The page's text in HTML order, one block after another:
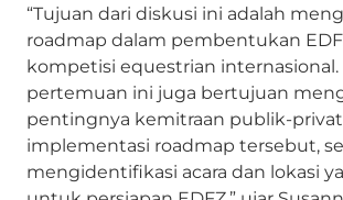
“Tujuan dari diskusi ini adalah
roadmap dalam pembentukan
kompetisi equestrian internasional.
pertemuan ini juga bertujuan
pentingnya kemitraan publik-
implementasi roadmap tersebut,
mengidentifikasi acara dan lokasi